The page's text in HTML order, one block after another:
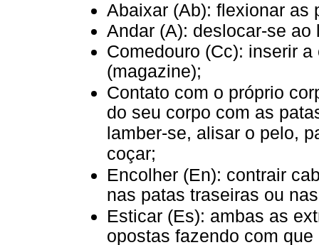
Abaixar (Ab): flexionar as
Andar (A): deslocar-se ao
Comedouro (Cc): inserir
(magazine);
Contato com o próprio
do seu corpo com as
lamber-se, alisar o pelo,
coçar;
Encolher (En): contrair
nas patas traseiras ou
Esticar (Es): ambas as
opostas fazendo com